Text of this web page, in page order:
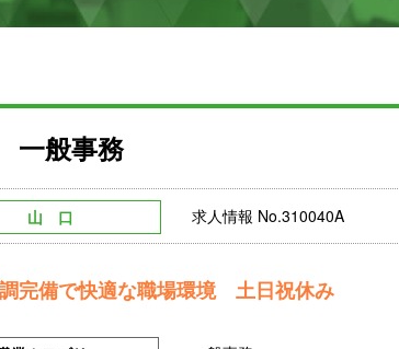
一般事務
山 口 求人情報 No.310040A
完備で快適な職場環境 土日祝休み